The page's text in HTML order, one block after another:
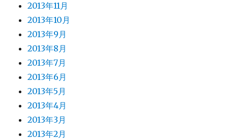
2013年11月
2013年10月
2013年9月
2013年8月
2013年7月
2013年6月
2013年5月
2013年4月
2013年3月
2013年2月